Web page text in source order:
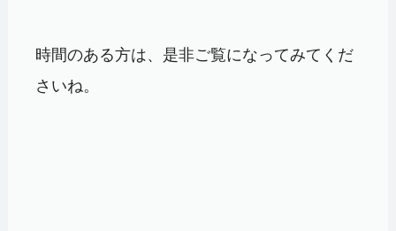
時間のある方は、是非ご覧になってみてくだ
さいね。